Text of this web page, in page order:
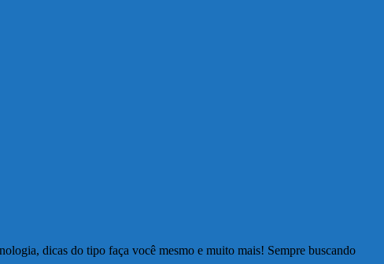
dicas do tipo faça você mesmo e muito mais! Sempre buscando